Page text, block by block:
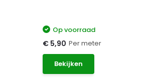
Op voorraad
€ 5,90 Per meter
Bekijken